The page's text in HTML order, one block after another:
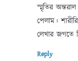
স্মৃতির
পেলাম।
লেখার জগতে
Reply